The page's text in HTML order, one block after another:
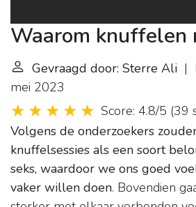
Waarom knuffelen
Gevraagd door: Sterre Ali |
mei 2023
Score: 4.8/5 (39
Volgens de onderzoekers
knuffelsessies als een soort
seks, waardoor we ons goed
vaker willen doen. Bovendien